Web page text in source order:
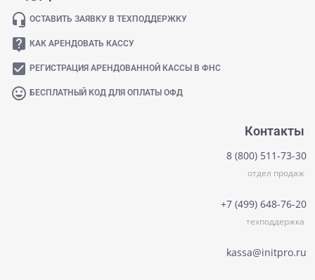
headset_mic ОСТАВИТЬ ЗАЯВКУ В ТЕХПОДДЕРЖКУ
live_help КАК АРЕНДОВАТЬ КАССУ
check_box РЕГИСТРАЦИЯ АРЕНДОВАННОЙ КАССЫ В ФНС
mood БЕСПЛАТНЫЙ КОД ДЛЯ ОПЛАТЫ ОФД
Контакты
8 (800) 511-73-30
отдел продаж
+7 (499) 648-76-20
техподдержка
kassa@initpro.ru